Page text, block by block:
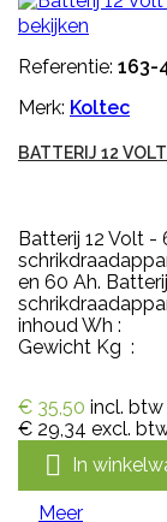
bekijken
Referentie: 163-
Merk: Koltec
BATTERIJ 12
Batterij 12 Volt
en 60 Ah.
inhoud Wh
Gewicht Kg
€ 35,50 incl. btw
€ 29,34 excl.
 In
Meer